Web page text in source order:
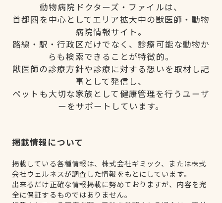
動物病院ドクターズ・ファイルは、
首都圏を中心としてエリア拡大中の獣医師・動物
病院情報サイト。
路線・駅・行政区だけでなく、診療可能な動物か
らも検索できることが特徴的。
獣医師の診療方針や診療に対する想いを取材し記
事として発信し、
ペットも大切な家族として健康管理を行うユーザ
ーをサポートしています。
掲載情報について
掲載している各種情報は、株式会社ギミック、または株式
会社ウェルネスが調査した情報をもとにしています。
出来るだけ正確な情報掲載に努めておりますが、内容を完
全に保証するものではありません。